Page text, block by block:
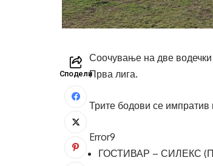
Сподели
Соочување на две
Прва лига.
Трите бодови се импратив
Error9
ГОСТИВАР – СИЛЕКС